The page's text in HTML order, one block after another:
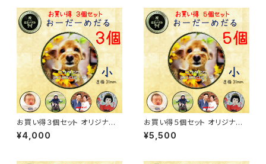
お買い得３個セット オリジナル
記念メダル 小 【全面・ギア・ハー
ト・花】・裏面【祝あり・祝なし】ケ
¥4,000
お買い得５個セット オリジナル
記念メダル 小 【全面・ギア・ハー
ト・花】・裏面【祝あり・祝なし】ケ
¥5,500